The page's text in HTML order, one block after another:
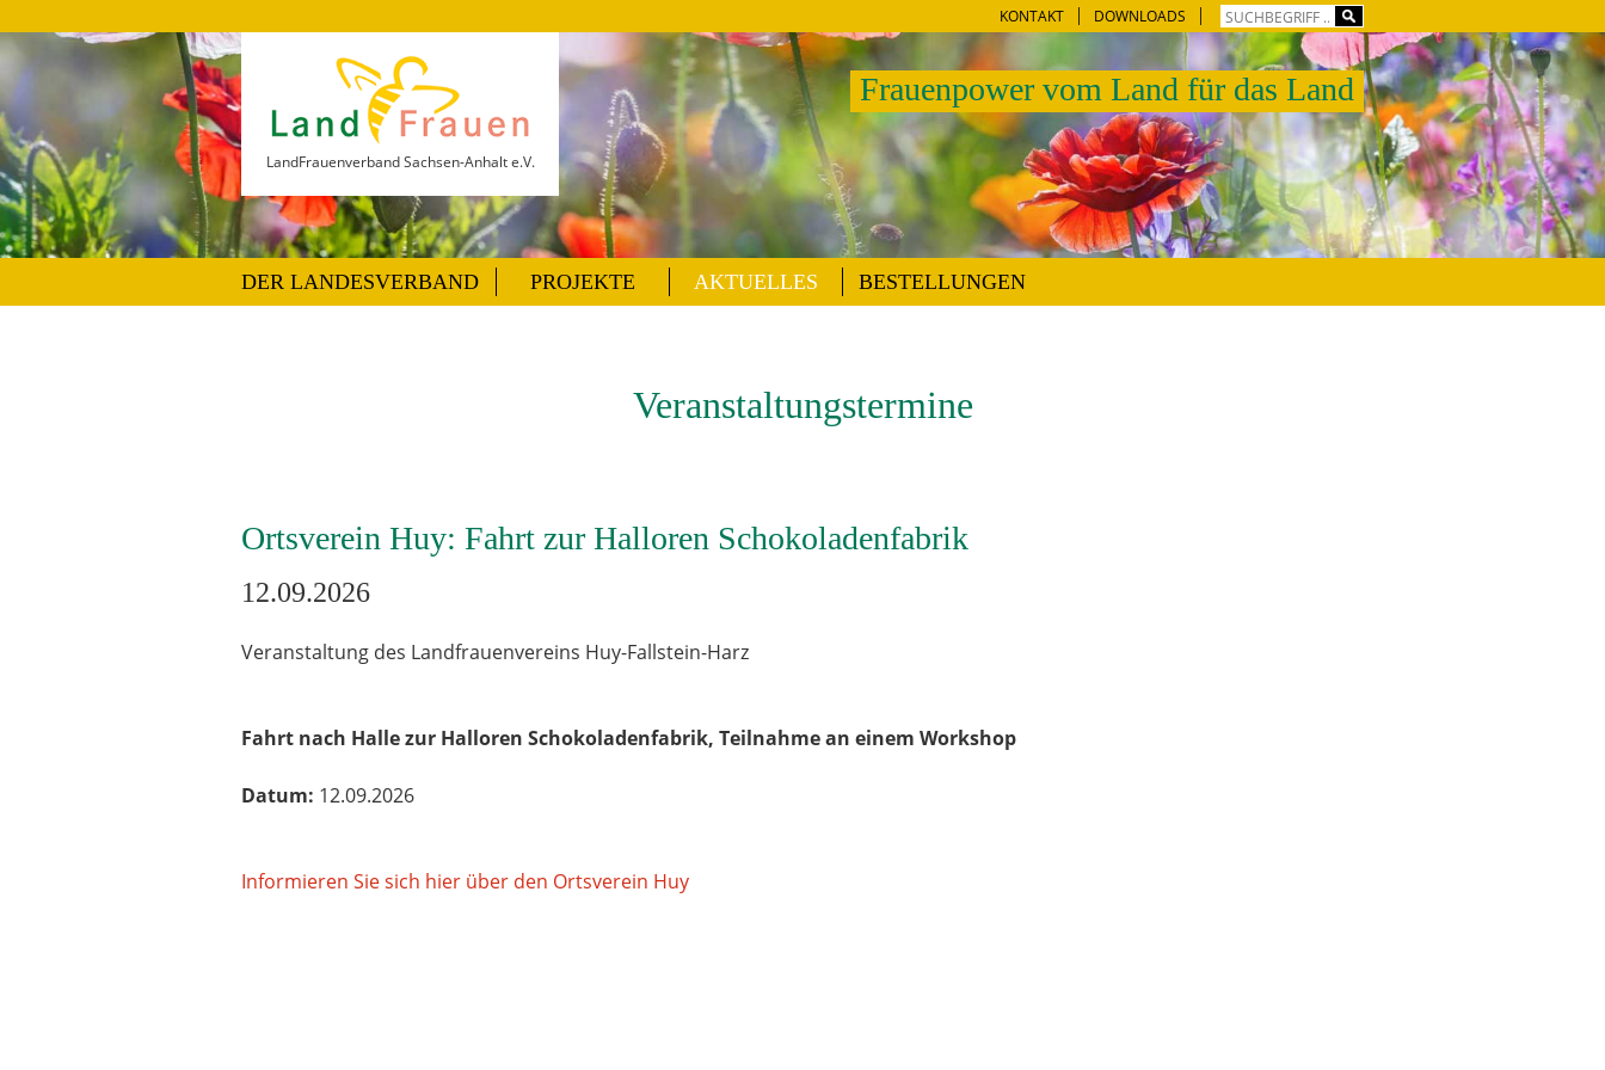
KONTAKT DOWNLOADS
LandFrauenverband Sachsen-Anhalt e.V.
Frauenpower vom Land für das Land
DER LANDESVERBAND PROJEKTE AKTUELLES BESTELLUNGEN
Veranstaltungstermine
Ortsverein Huy: Fahrt zur Halloren Schokoladenfabrik
12.09.2026
Veranstaltung des Landfrauenvereins Huy-Fallstein-Harz
Fahrt nach Halle zur Halloren Schokoladenfabrik, Teilnahme an einem Workshop
Datum: 12.09.2026
Informieren Sie sich hier über den Ortsverein Huy